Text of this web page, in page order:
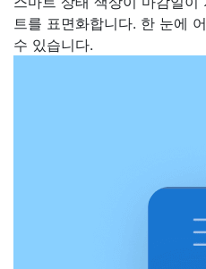
트를 표면화합니다. 한 눈에
수 있습니다.